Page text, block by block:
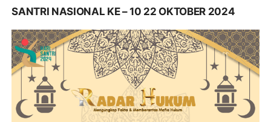
SANTRI NASIONAL KE – 10 22 OKTOBER 2024